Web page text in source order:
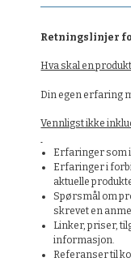
Retningslinjer
Hva skal en
Din egen erfaring
Vennligst ikke
Erfaringer som
Erfaringer i
aktuelle
Spørsmål om
skrevet en
Linker, priser,
informasjon.
Referanser til